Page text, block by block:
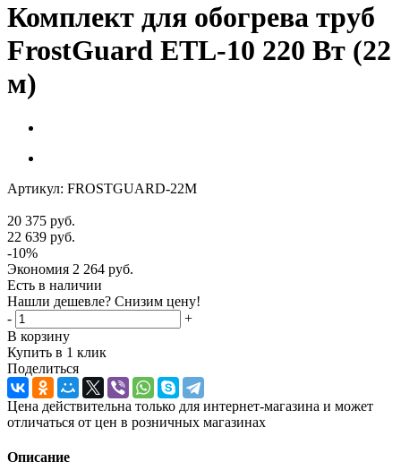
Комплект для обогрева труб
FrostGuard ETL-10 220 Вт (22
м)
Артикул: FROSTGUARD-22M
20 375 руб.
22 639 руб.
-10%
Экономия 2 264 руб.
Есть в наличии
Нашли дешевле? Снизим цену!
-
+
В корзину
Купить в 1 клик
Поделиться
Цена действительна только для интернет-магазина и может
отличаться от цен в розничных магазинах
Описание